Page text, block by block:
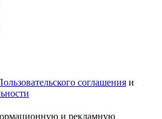
соглашения и
и рекламную